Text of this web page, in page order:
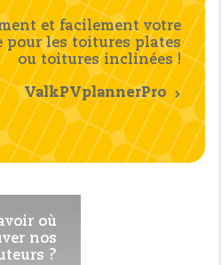
et facilement votre
pour les toitures plates
ou toitures inclinées !
ValkPVplannerPro
où
nos
?